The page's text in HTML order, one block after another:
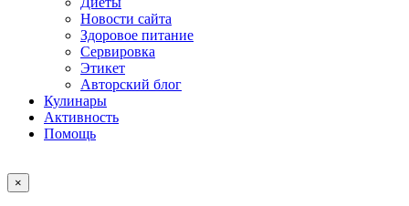
Новости сайта
Здоровое питание
Сервировка
Этикет
Авторский блог
Кулинары
Активность
Помощь
×